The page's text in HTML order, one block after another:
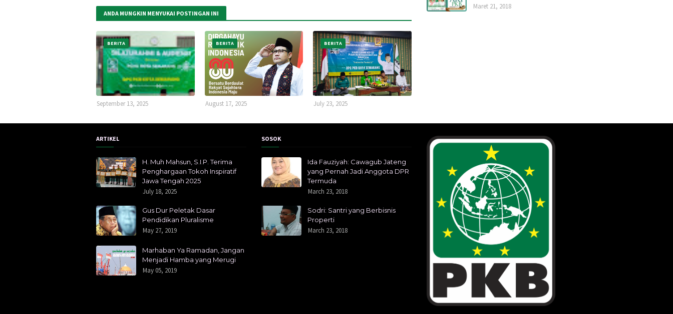
ANDA MUNGKIN MENYUKAI POSTINGAN INI
BERITA
September 13, 2025
BERITA
August 17, 2025
BERITA
July 23, 2025
Maret 21, 2018
ARTIKEL
H. Muh Mahsun, S.I.P. Terima
Penghargaan Tokoh Inspiratif
Jawa Tengah 2025
July 18, 2025
Gus Dur Peletak Dasar
Pendidikan Pluralisme
May 27, 2019
Marhaban Ya Ramadan, Jangan
Menjadi Hamba yang Merugi
May 05, 2019
SOSOK
Ida Fauziyah: Cawagub Jateng
yang Pernah Jadi Anggota DPR
Termuda
March 23, 2018
Sodri: Santri yang Berbisnis
Properti
March 23, 2018